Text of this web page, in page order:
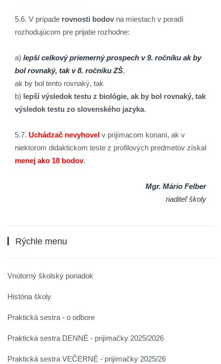
5.6. V prípade rovnosti bodov na miestach v poradí
rozhodujúcom pre prijatie rozhodne:
a) lepší celkový priemerný prospech v 9. ročníku ak by
bol rovnaký, tak v 8. ročníku ZŠ,
ak by bol tento rovnaký, tak
b) lepší výsledok testu z biológie, ak by bol rovnaký, tak
výsledok testu zo slovenského jazyka.
5.7. Uchádzač nevyhovel v prijímacom konaní, ak v
niektorom didaktickom teste z profilových predmetov získal
menej ako 18 bodov.
Mgr. Mário Felber
riaditeľ školy
Rýchle menu
Vnútorný školský poriadok
História školy
Praktická sestra - o odbore
Praktická sestra DENNÉ - prijímačky 2025/2026
Praktická sestra VEČERNÉ - prijímačky 2025/26